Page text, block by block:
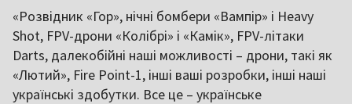
«Розвідник «Гор», нічні бомбери «Вампір» і Heavy
Shot, FPV-дрони «Колібрі» і «Камік», FPV-літаки
Darts, далекобійні наші можливості – дрони, такі як
«Лютий», Fire Point-1, інші ваші розробки, інші наші
українські здобутки. Все це – українське